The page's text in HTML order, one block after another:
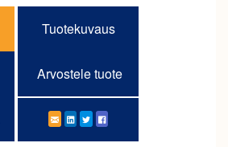
Tuotekuvaus
Arvostele tuote